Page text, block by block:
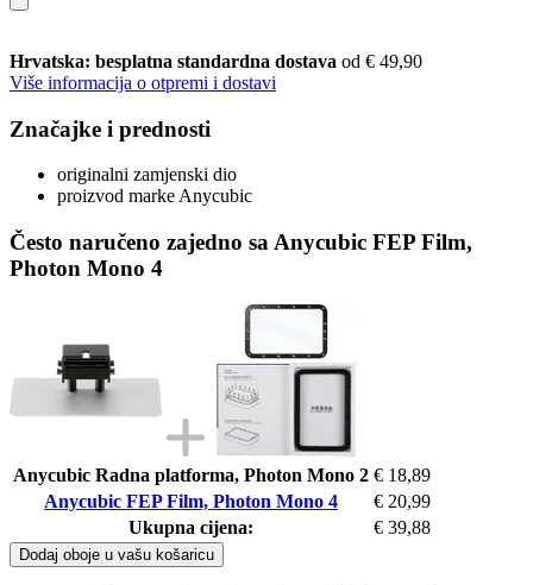
Hrvatska: besplatna standardna dostava od € 49,90
Više informacija o otpremi i dostavi
Značajke i prednosti
originalni zamjenski dio
proizvod marke Anycubic
Često naručeno zajedno sa Anycubic FEP Film,
Photon Mono 4
Anycubic Radna platforma, Photon Mono 2 € 18,89
Anycubic FEP Film, Photon Mono 4
€ 20,99
Ukupna cijena:
€ 39,88
Dodaj oboje u vašu košaricu